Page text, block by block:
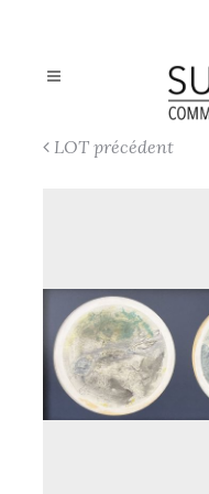
LOT précédent